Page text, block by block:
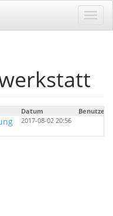
Datum Benutzer
2017-08-02 20:56